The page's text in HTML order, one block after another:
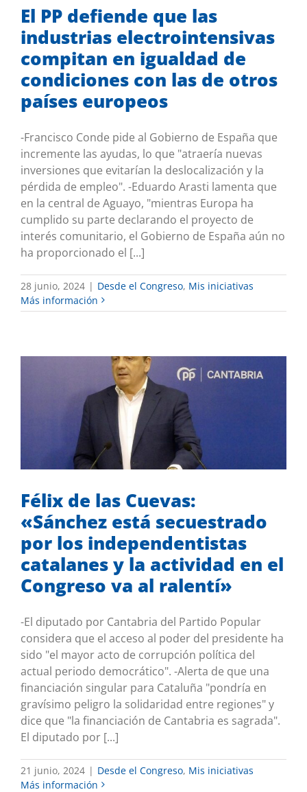
El PP defiende que las
industrias electrointensivas
compitan en igualdad de
condiciones con las de otros
países europeos
-Francisco Conde pide al Gobierno de España que
incremente las ayudas, lo que "atraería nuevas
inversiones que evitarían la deslocalización y la
pérdida de empleo". -Eduardo Arasti lamenta que
en la central de Aguayo, "mientras Europa ha
cumplido su parte declarando el proyecto de
interés comunitario, el Gobierno de España aún no
ha proporcionado el [...]
28 junio, 2024 | Desde el Congreso, Mis iniciativas
Más información
Félix de las Cuevas: «Sánchez está
secuestrado por los independentistas
catalanes y la actividad en el Congreso
va al ralentí»
Desde el Congreso Mis iniciativas
Félix de las Cuevas:
«Sánchez está secuestrado
por los independentistas
catalanes y la actividad en el
Congreso va al ralentí»
-El diputado por Cantabria del Partido Popular
considera que el acceso al poder del presidente ha
sido "el mayor acto de corrupción política del
actual periodo democrático". -Alerta de que una
financiación singular para Cataluña "pondría en
gravísimo peligro la solidaridad entre regiones" y
dice que "la financiación de Cantabria es sagrada".
El diputado por [...]
21 junio, 2024 | Desde el Congreso, Mis iniciativas
Más información